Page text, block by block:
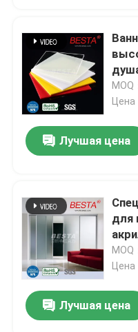
Домой
Видеозаписи
О нас
Экскурсия по заводу
Лучшая цена
для
MOQ
Цена
Лучшая цена